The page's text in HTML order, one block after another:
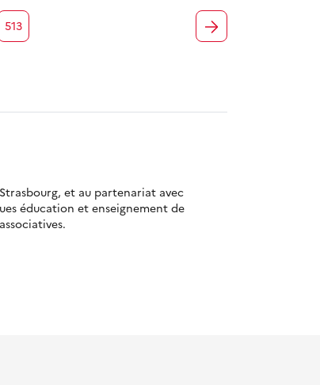
513
et au partenariat avec
éducation et enseignement de